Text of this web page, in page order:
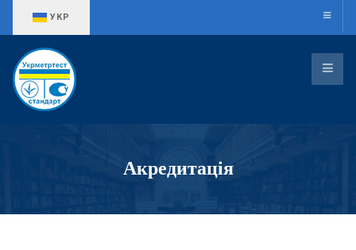
УКР
Акредитація